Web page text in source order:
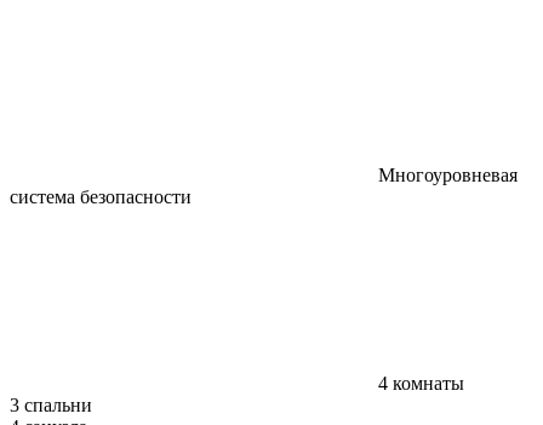
Многоуровневая
система безопасности
4 комнаты
3 спальни